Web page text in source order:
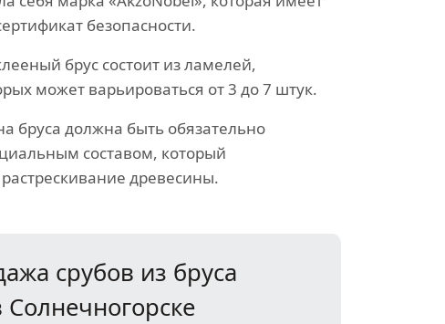
безопасности.
брус состоит из ламелей,
может варьироваться от 3 до 7 штук.
бруса должна быть обязательно
составом, который
древесины.
срубов из бруса
Солнечногорске